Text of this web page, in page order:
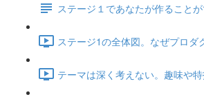
ステージ１であなたが作ること
ステージ1の全体図。なぜプロ
テーマは深く考えない。趣味や